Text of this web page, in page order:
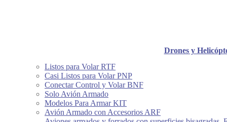
Drones y
Listos para Volar RTF
Casi Listos para Volar PNP
Conectar Control y Volar BNF
Solo Avión Armado
Modelos Para Armar KIT
Avión Armado con Accesorios ARF